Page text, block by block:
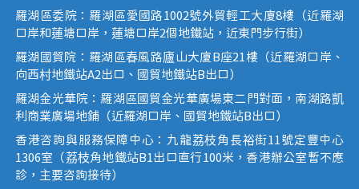
羅湖區委院：羅湖區愛國路1002號外貿輕工大廈8樓（近羅湖
口岸和蓮塘口岸，蓮塘口岸2個地鐵站，近東門步行街）
羅湖國貿院：羅湖區春風路廬山大廈B座21樓（近羅湖口岸、
向西村地鐵站A2出口、國貿地鐵站B出口）
羅湖金光華院：羅湖區國貿金光華廣場東二門對面，南湖路凱
利商業廣場地鋪（近羅湖口岸、國貿地鐵站B出口）
香港咨詢與服務保障中心：九龍荔枝角長裕街11號定豐中心
1306室（荔枝角地鐵站B1出口直行100米，香港辦公室暫不應
診，主要咨詢接待）